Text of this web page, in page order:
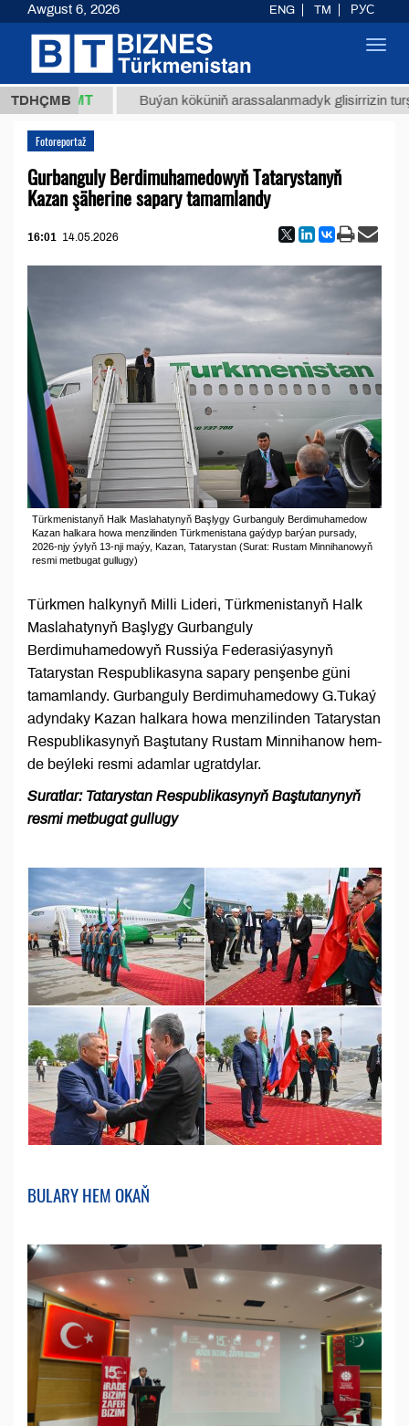
TDHÇMB
37,8 ТМТ Buýan köküniň arassalanmadyk glisirrizin turşusy
Fotoreportaž
Gurbanguly Berdimuhamedowyň Tatarystanyň
Kazan şäherine sapary tamamlandy
16:01 14.05.2026
Türkmenistanyň Halk Maslahatynyň Başlygy Gurbanguly Berdimuhamedow
Kazan halkara howa menzilinden Türkmenistana gaýdyp barýan pursady,
2026-njy ýylyň 13-nji maýy, Kazan, Tatarystan (Surat: Rustam Minnihanowyň
resmi metbugat gullugy)
Türkmen halkynyň Milli Lideri, Türkmenistanyň Halk
Maslahatynyň Başlygy Gurbanguly
Berdimuhamedowyň Russiýa Federasiýasynyň
Tatarystan Respublikasyna sapary penşenbe güni
tamamlandy. Gurbanguly Berdimuhamedowy G.Tukaý
adyndaky Kazan halkara howa menzilinden Tatarystan
Respublikasynyň Baştutany Rustam Minnihanow hem-
de beýleki resmi adamlar ugratdylar.
Suratlar: Tatarystan Respublikasynyň Baştutanynyň
resmi metbugat gullugy
BULARY HEM OKAŇ
Awgust 6, 2026 ENG TM РУС